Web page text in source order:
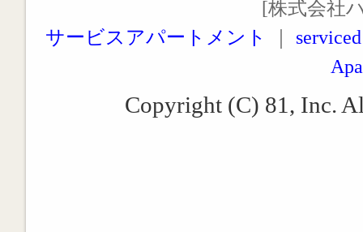
[株式会社
サービスアパートメント
Copyright (C) 81, Inc.